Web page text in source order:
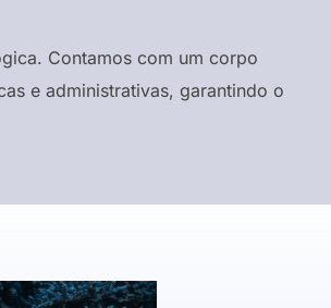
Contamos com um corpo
e administrativas, garantindo o